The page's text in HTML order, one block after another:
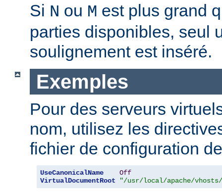
Si N ou M est plus grand
parties disponibles, seul
soulignement est inséré.
Exemples
Pour des serveurs
nom, utilisez les
fichier de configuration
UseCanonicalName
Off
VirtualDocumentRoot
"/usr/local/apache/vhosts/